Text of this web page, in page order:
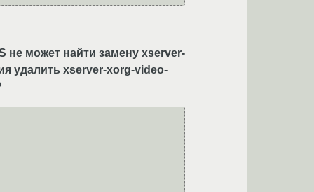
не может найти замену xserver-
удалить xserver-xorg-video-